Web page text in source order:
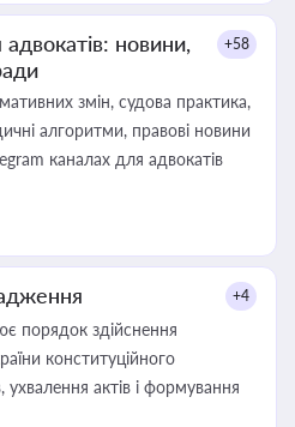
новини,
+58
змін, судова практика,
алгоритми, правові новини
каналах для адвокатів
+4
порядок здійснення
конституційного
актів і формування